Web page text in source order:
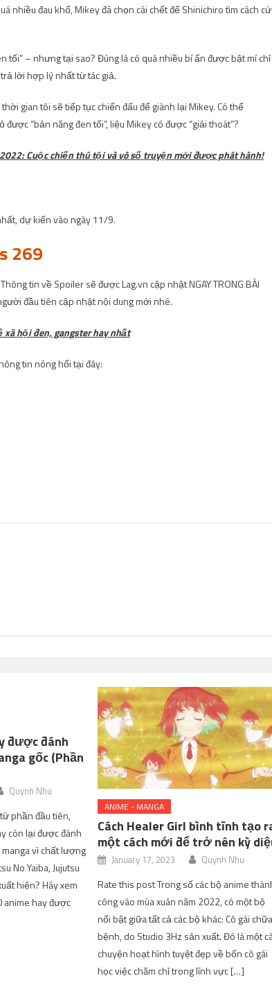
nhiều đau khổ, Mikey đã chọn cái chết để Shinichiro tìm cách
– nhưng tại sao? Đúng là có quá nhiều bí ẩn được bật mí chỉ
lời hợp lý nhất từ ​​tác giả.
gian tôi sẽ tiếp tục chiến đấu để giành lại Mikey. Có thể
“bản năng đen tối”, liệu Mikey có được “giải thoát”?
Cuộc chiến thú tội và vô số truyện mới được phát hành!
dự kiến ​​vào ngày 11/9.
269
tin về Spoiler sẽ được Lag.vn cập nhật NGAY TRONG BÀI
đầu tiên cập nhật nội dung mới nhé.
xã hội đen, gangster hay nhất
tin nóng hổi tại đây:
được đánh
gốc (Phần
Quynh Nhu
phần đầu tiên,
còn lại được đánh
vì chất lượng
No Yaiba, Jujutsu
hiện? Hãy xem
anime hay được
ANIME - MANGA
Cách Healer Girl bình tĩnh tạo
một cách mới để trở nên kỳ
January 17, 2023 Quynh Nhu
Rate this post Trong số các bộ anime
công vào mùa xuân năm 2022, có một bộ
nổi bật giữa tất cả các bộ khác: Cô gái chữa
bệnh, do Studio 3Hz sản xuất. Đó là một
chuyện hoạt hình tuyệt đẹp về bốn cô gái
học việc chăm chỉ trong lĩnh vực […]